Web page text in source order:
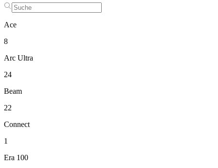
Ace
8
Arc Ultra
24
Beam
22
Connect
1
Era 100